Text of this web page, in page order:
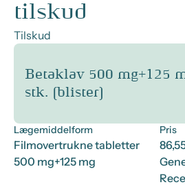
tilskud
Tilskud
Betaklav 500 mg+125 mg / 30
stk. (blister)
Lægemiddelform
Filmovertrukne tabletter
500 mg+125 mg
Pris